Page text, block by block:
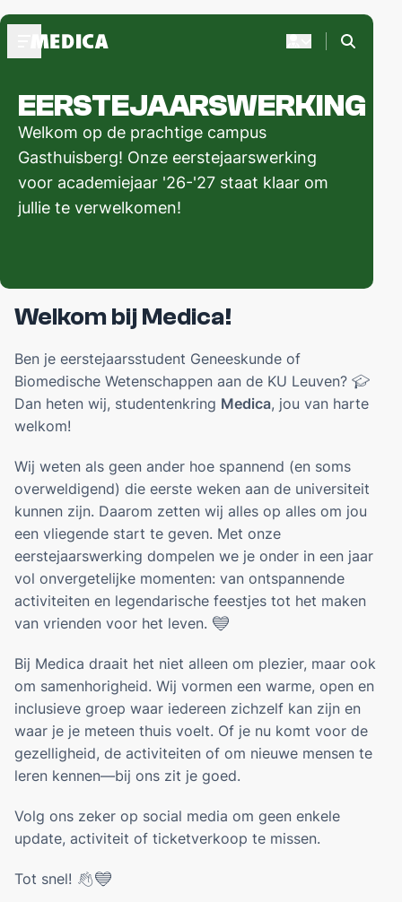
OVER MEDICA
Praesidium 2025-2026
Medica's Structuur
Presides Medicae
CURSUSDIENST
FAQ
Akuut+
Medica's Bureau
Opportunities
Galabal 2026 - A Night On Park Avenue
Development
Fotogalerij
EERSTEJAARSWERKING
Eerstejaarsactiviteiten
Startersdagen
ONDERWIJS
WikiMedica
Gouden Krijtjes
Jaargroepen
ALGEMEEN WELZIJN
Orientation Days
EERSTEJAARSWERKING
Welkom op de prachtige campus
Gasthuisberg! Onze eerstejaarswerking
voor academiejaar '26-'27 staat klaar om
jullie te verwelkomen!
Welkom bij Medica!
Ben je eerstejaarsstudent Geneeskunde of
Biomedische Wetenschappen aan de KU Leuven? 🎓
Dan heten wij, studentenkring Medica, jou van harte
welkom!
Wij weten als geen ander hoe spannend (en soms
overweldigend) die eerste weken aan de universiteit
kunnen zijn. Daarom zetten wij alles op alles om jou
een vliegende start te geven. Met onze
eerstejaarswerking dompelen we je onder in een jaar
vol onvergetelijke momenten: van ontspannende
activiteiten en legendarische feestjes tot het maken
van vrienden voor het leven. 💙
Bij Medica draait het niet alleen om plezier, maar ook
om samenhorigheid. Wij vormen een warme, open en
inclusieve groep waar iedereen zichzelf kan zijn en
waar je je meteen thuis voelt. Of je nu komt voor de
gezelligheid, de activiteiten of om nieuwe mensen te
leren kennen—bij ons zit je goed.
Volg ons zeker op social media om geen enkele
update, activiteit of ticketverkoop te missen.
Tot snel! 👋💙